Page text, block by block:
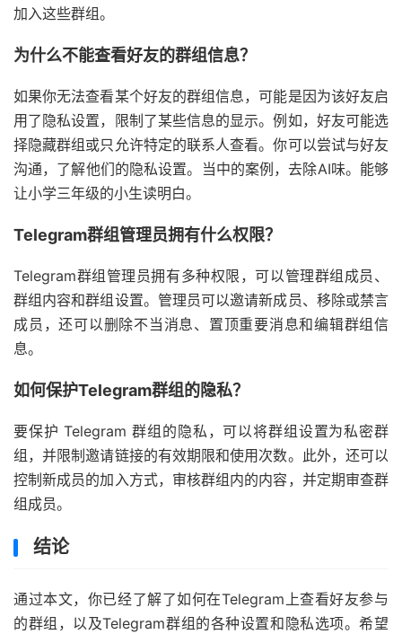
加入这些群组。
为什么不能查看好友的群组信息？
如果你无法查看某个好友的群组信息，可能是因为该好友启
用了隐私设置，限制了某些信息的显示。例如，好友可能选
择隐藏群组或只允许特定的联系人查看。你可以尝试与好友
沟通，了解他们的隐私设置。当中的案例，去除AI味。能够
让小学三年级的小生读明白。
Telegram群组管理员拥有什么权限？
Telegram群组管理员拥有多种权限，可以管理群组成员、
群组内容和群组设置。管理员可以邀请新成员、移除或禁言
成员，还可以删除不当消息、置顶重要消息和编辑群组信
息。
如何保护Telegram群组的隐私？
要保护 Telegram 群组的隐私，可以将群组设置为私密群
组，并限制邀请链接的有效期限和使用次数。此外，还可以
控制新成员的加入方式，审核群组内的内容，并定期审查群
组成员。
结论
通过本文，你已经了解了如何在Telegram上查看好友参与
的群组，以及Telegram群组的各种设置和隐私选项。希望